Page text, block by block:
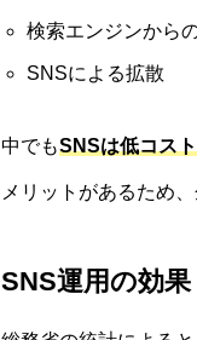
検索エンジンから
SNSによる拡散
中でもSNSは低コス
メリットがあるため
SNS運用の効果